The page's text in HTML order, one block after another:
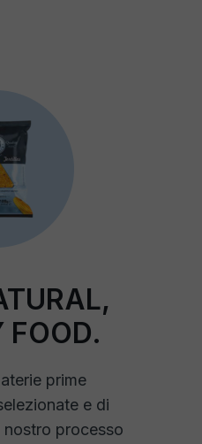
FOOD.
prime
e di
nostro processo